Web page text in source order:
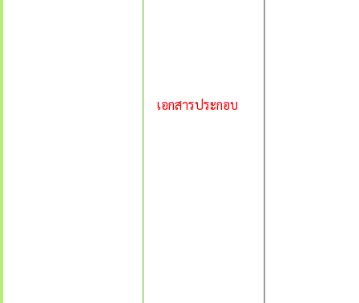
เอกสารประกอบ